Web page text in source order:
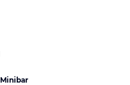
Minibar